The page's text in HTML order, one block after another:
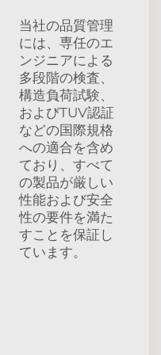
当社の品質管理
には、専任のエ
ンジニアによる
多段階の検査、
構造負荷試験、
およびTUV認証
などの国際規格
への適合を含め
ており、すべて
の製品が厳しい
性能および安全
性の要件を満た
すことを保証し
ています。